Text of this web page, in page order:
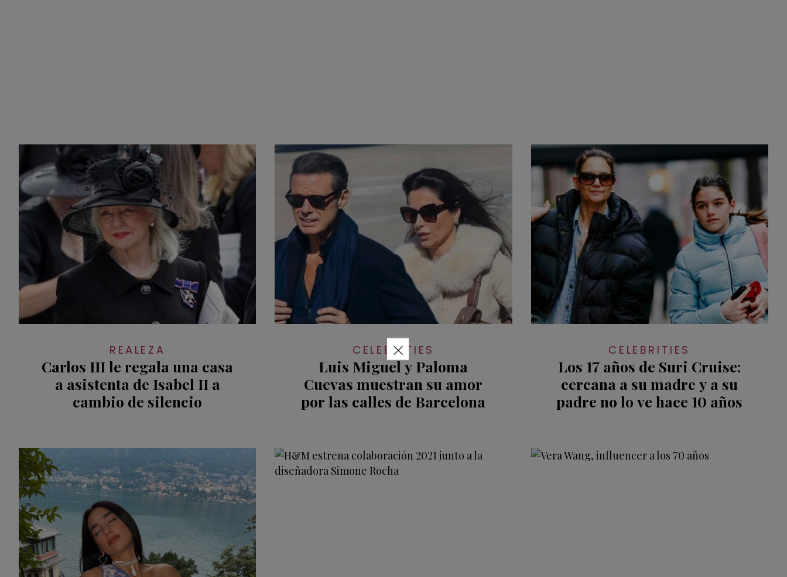
REALEZA
Carlos III le regala una casa
a asistenta de Isabel II a
cambio de silencio
CELEBRITIES
Luis Miguel y Paloma
Cuevas muestran su amor
por las calles de Barcelona
CELEBRITIES
Los 17 años de Suri Cruise:
cercana a su madre y a su
padre no lo ve hace 10 años
×